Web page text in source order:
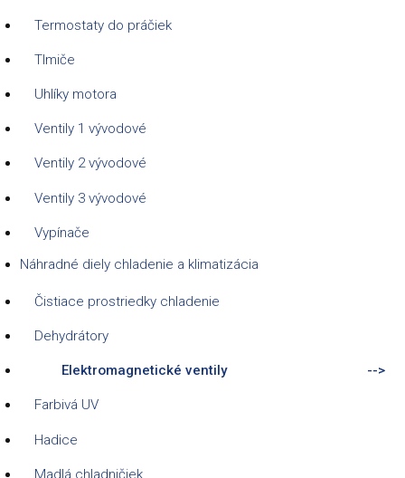
Termostaty do práčiek
Tlmiče
Uhlíky motora
Ventily 1 vývodové
Ventily 2 vývodové
Ventily 3 vývodové
Vypínače
Náhradné diely chladenie a klimatizácia
Čistiace prostriedky chladenie
Dehydrátory
Elektromagnetické ventily
Farbivá UV
Hadice
Madlá chladničiek